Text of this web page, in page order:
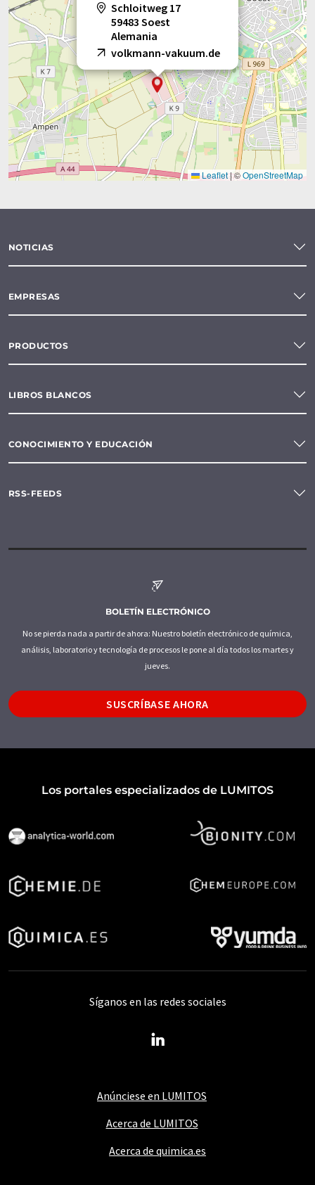
Schloitweg 17
59483 Soest
Alemania
volkmann-vakuum.de
Leaflet|©OpenStreetMap
NOTICIAS
EMPRESAS
PRODUCTOS
LIBROS BLANCOS
CONOCIMIENTO Y EDUCACIÓN
RSS-FEEDS
BOLETÍN ELECTRÓNICO
No se pierda nada a partir de ahora: Nuestro boletín electrónico de química,
análisis, laboratorio y tecnología de procesos le pone al día todos los martes y
jueves.
SUSCRÍBASE AHORA
Los portales especializados de LUMITOS
Anúnciese en LUMITOS
Acerca de LUMITOS
Acerca de quimica.es
Síganos en las redes sociales